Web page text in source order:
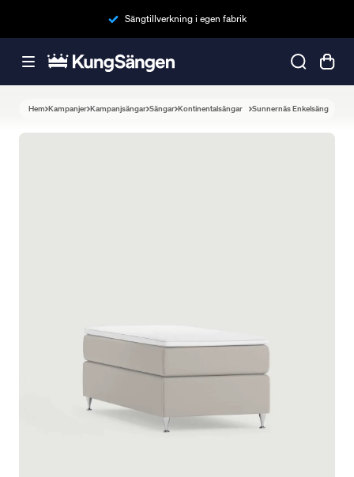
Sängtillverkning i egen fabrik
Hem Kampanjer Kampanjsängar Sängar Kontinentalsängar Sunnernäs Enkelsäng